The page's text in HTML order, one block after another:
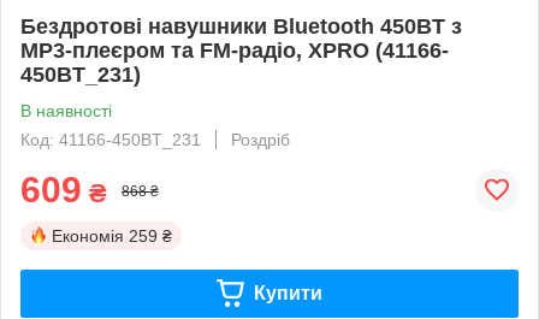
Бездротові навушники Bluetooth 450BT з
MP3-плеєром та FM-радіо, XPRO (41166-
450BT_231)
В наявності
Код: 41166-450BT_231
Роздріб
609 ₴ 868 ₴
Економія 259 ₴
Купити